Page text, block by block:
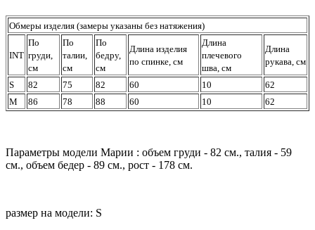
Обмеры изделия (замеры указаны без натяжения)
INT
По
груди,
см
По
талии,
см
По
бедру,
см
Длина изделия
по спинке, см
Длина
плечевого
шва, см
Длина
рукава, см
S 82 75 82 60 10
62
M
86 78 88 60 10 62
Параметры модели Марии : объем груди - 82 см., талия - 59
см., объем бедер - 89 см., рост - 178 см.
размер на модели: S